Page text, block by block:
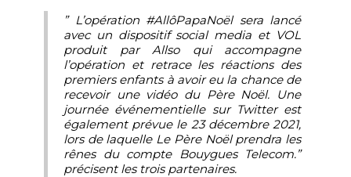
” L’opération #AllôPapaNoël sera lancé
avec un dispositif social media et VOL
produit par Allso qui accompagne
l’opération et retrace les réactions des
premiers enfants à avoir eu la chance de
recevoir une vidéo du Père Noël. Une
journée événementielle sur Twitter est
également prévue le 23 décembre 2021,
lors de laquelle Le Père Noël prendra les
rênes du compte Bouygues Telecom.”
précisent les trois partenaires.